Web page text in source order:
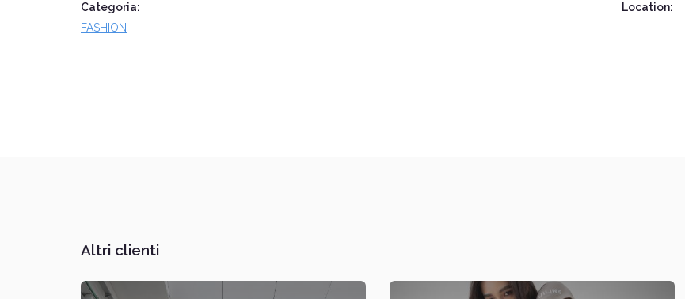
Categoria:
FASHION
Location:
-
Altri clienti